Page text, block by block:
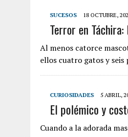
SUCESOS 18 OCTUBRE,
Terror en
Al menos catorce
ellos cuatro gatos y seis
CURIOSIDADES 5 ABRIL,
El polémico y
Cuando a la adorada